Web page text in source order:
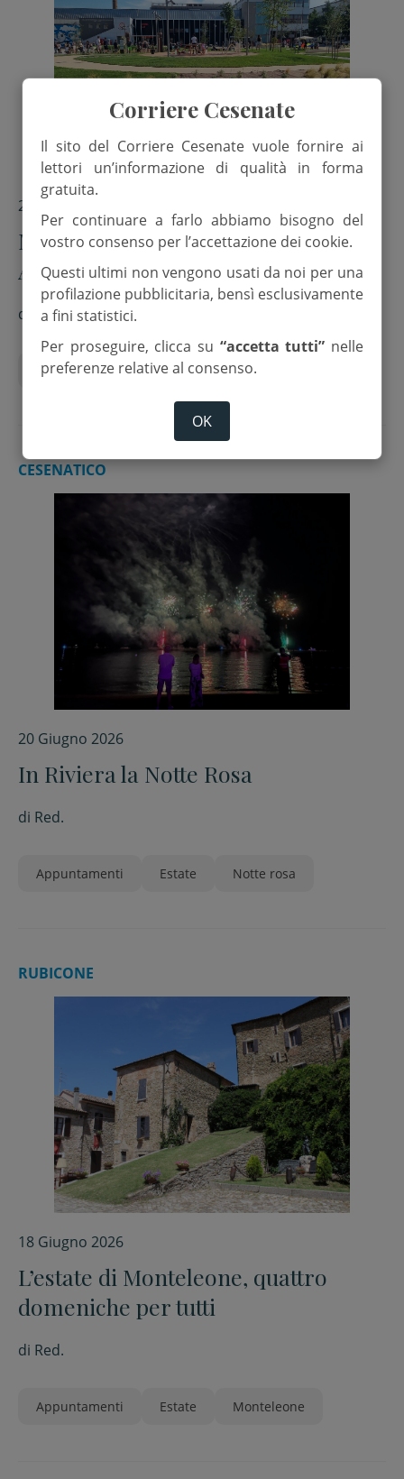
20 Giugno 2026
Musica e spettacoli al nuovo Ex.tra
Arrigoni
di Redazione
Appuntamenti Estate Stazione Cesena
CESENATICO
20 Giugno 2026
In Riviera la Notte Rosa
di Red.
Appuntamenti Estate Notte rosa
RUBICONE
18 Giugno 2026
L’estate di Monteleone, quattro
domeniche per tutti
di Red.
Appuntamenti Estate Monteleone
Corriere Cesenate
Il sito del Corriere Cesenate vuole fornire ai
lettori un’informazione di qualità in forma
gratuita.
Per continuare a farlo abbiamo bisogno del
vostro consenso per l’accettazione dei cookie.
Questi ultimi non vengono usati da noi per una
profilazione pubblicitaria, bensì esclusivamente
a fini statistici.
Per proseguire, clicca su “accetta tutti” nelle
preferenze relative al consenso.
OK